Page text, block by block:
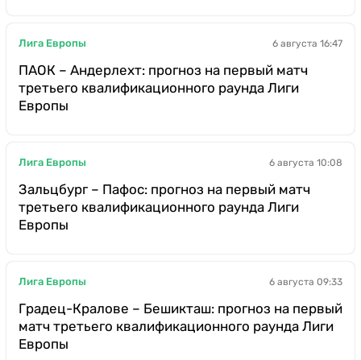
Лига Европы 6 августа 16:47
ПАОК – Андерлехт: прогноз на первый матч
третьего квалификационного раунда Лиги
Европы
Лига Европы 6 августа 10:08
Зальцбург – Пафос: прогноз на первый матч
третьего квалификационного раунда Лиги
Европы
Лига Европы 6 августа 09:33
Градец-Кралове – Бешикташ: прогноз на первый
матч третьего квалификационного раунда Лиги
Европы